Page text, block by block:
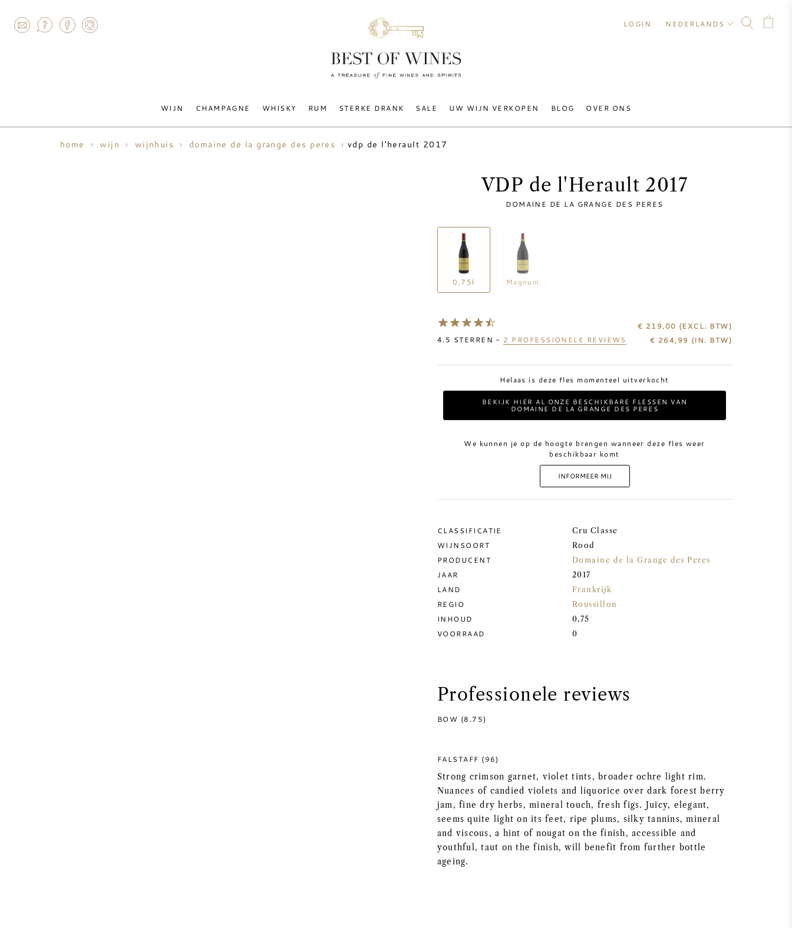
WIJN CHAMPAGNE WHISKY RUM STERKE DRANK SALE UW WIJN VERKOPEN BLOG OVER ONS
LOGIN NEDERLANDS
home wijn wijnhuis domaine de la grange des peres vdp de l'herault 2017
VDP de l'Herault 2017
DOMAINE DE LA GRANGE DES PERES
0,75l Magnum
4.5 STERREN - 2 PROFESSIONELE REVIEWS
€ 219,00 (EXCL. BTW)
€ 264,99 (IN. BTW)
Helaas is deze fles momenteel uitverkocht
BEKIJK HIER AL ONZE BESCHIKBARE FLESSEN VAN
DOMAINE DE LA GRANGE DES PERES
We kunnen je op de hoogte brengen wanneer deze fles weer
beschikbaar komt
INFORMEER MIJ
CLASSIFICATIE Cru Classe
WIJNSOORT Rood
PRODUCENT Domaine de la Grange des Peres
JAAR 2017
LAND Frankrijk
REGIO Roussillon
INHOUD 0,75
VOORRAAD 0
Professionele reviews
BOW (8.75)
FALSTAFF (96)
Strong crimson garnet, violet tints, broader ochre light rim.
Nuances of candied violets and liquorice over dark forest berry
jam, fine dry herbs, mineral touch, fresh figs. Juicy, elegant,
seems quite light on its feet, ripe plums, silky tannins, mineral
and viscous, a hint of nougat on the finish, accessible and
youthful, taut on the finish, will benefit from further bottle
ageing.